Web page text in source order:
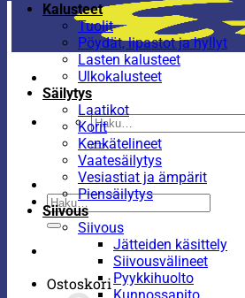
Etsi:
Etsi:
Ostoskori
Kalusteet
Tuolit
Pöydät, lipastot ja hyllyt
Lasten kalusteet
Ulkokalusteet
Säilytys
Laatikot
Korit
Kenkätelineet
Vaatesäilytys
Vesiastiat ja ämpärit
Piensäilytys
Siivous
Siivous
Jätteiden käsittely
Siivousvälineet
Pyykkihuolto